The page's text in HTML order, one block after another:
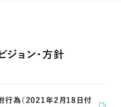
ジョン・方針
行為（2021年2月18日付